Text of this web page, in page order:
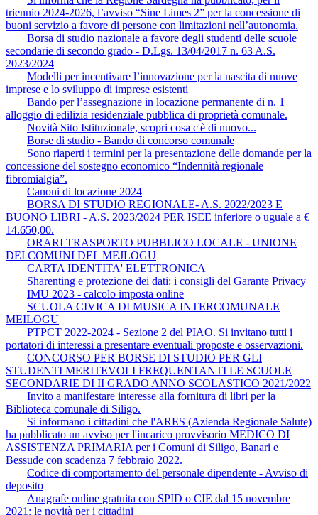
triennio 2024-2026, l’avviso “Sine Limes 2” per la concessione di
buoni servizio a favore di persone con limitazioni nell’autonomia.
Borsa di studio nazionale a favore degli studenti delle scuole
secondarie di secondo grado - D.Lgs. 13/04/2017 n. 63 A.S.
2023/2024
Modelli per incentivare l’innovazione per la nascita di nuove
imprese e lo sviluppo di imprese esistenti
Bando per l’assegnazione in locazione permanente di n. 1
alloggio di edilizia residenziale pubblica di proprietà comunale.
Novità Sito Istituzionale, scopri cosa c'è di nuovo...
Borse di studio - Bando di concorso comunale
Sono riaperti i termini per la presentazione delle domande per la
concessione del sostegno economico “Indennità regionale
fibromialgia”.
Canoni di locazione 2024
BORSA DI STUDIO REGIONALE- A.S. 2022/2023 E
BUONO LIBRI - A.S. 2023/2024 PER ISEE inferiore o uguale a €
14.650,00.
ORARI TRASPORTO PUBBLICO LOCALE - UNIONE
DEI COMUNI DEL MEJLOGU
CARTA IDENTITA' ELETTRONICA
Sharenting e protezione dei dati: i consigli del Garante Privacy
IMU 2023 - calcolo imposta online
SCUOLA CIVICA DI MUSICA INTERCOMUNALE
MEILOGU
PTPCT 2022-2024 - Sezione 2 del PIAO. Si invitano tutti i
portatori di interessi a presentare eventuali proposte e osservazioni.
CONCORSO PER BORSE DI STUDIO PER GLI
STUDENTI MERITEVOLI FREQUENTANTI LE SCUOLE
SECONDARIE DI II GRADO ANNO SCOLASTICO 2021/2022
Invito a manifestare interesse alla fornitura di libri per la
Biblioteca comunale di Siligo.
Si informano i cittadini che l'ARES (Azienda Regionale Salute)
ha pubblicato un avviso per l'incarico provvisorio MEDICO DI
ASSISTENZA PRIMARIA per i Comuni di Siligo, Banari e
Bessude con scadenza 7 febbraio 2022.
Codice di comportamento del personale dipendente - Avviso di
deposito
Anagrafe online gratuita con SPID o CIE dal 15 novembre
2021: le novità per i cittadini